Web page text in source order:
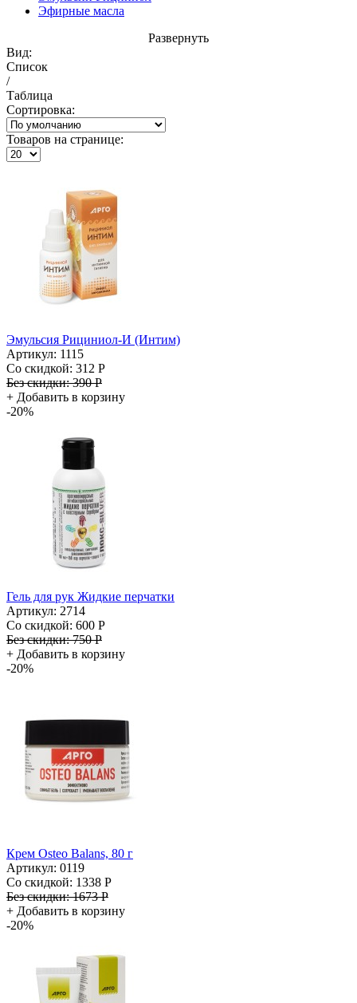
Эфирные масла
Развернуть
Вид:
Список
/
Таблица
Сортировка:
Товаров на странице:
Эмульсия Рициниол-И (Интим)
Артикул: 1115
Со скидкой: 312 Р
Без скидки:390 Р
+ Добавить в корзину
-20%
Гель для рук Жидкие перчатки
Артикул: 2714
Со скидкой: 600 Р
Без скидки:750 Р
+ Добавить в корзину
-20%
Крем Osteo Balans, 80 г
Артикул: 0119
Со скидкой: 1338 Р
Без скидки:1673 Р
+ Добавить в корзину
-20%